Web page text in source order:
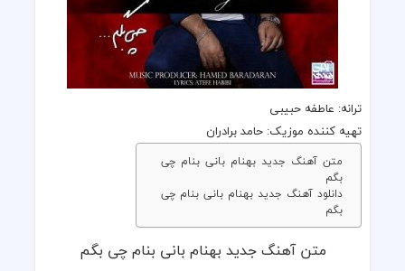
ترانه: عاطفه حبیبی
تهیه کننده موزیک:حامد برادران
متن آهنگ جدید بهنام بانی بنام چی
بگم
دانلود آهنگ جدید بهنام بانی بنام چی
بگم
متن آهنگ جدید بهنام بانی بنام چی بگم